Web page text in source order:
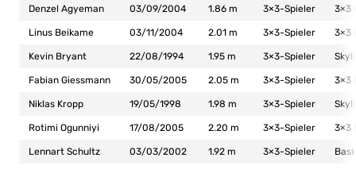
Denzel Agyeman 03/09/2004 1.86 m 3×3-Spieler 3×3
Linus Beikame 03/11/2004 2.01 m 3×3-Spieler 3×3
Kevin Bryant 22/08/1994 1.95 m 3×3-Spieler
Fabian Giessmann 30/05/2005 2.05 m 3×3-Spieler 3×3
Niklas Kropp 19/05/1998 1.98 m 3×3-Spieler
Rotimi Ogunniyi 17/08/2005 2.20 m 3×3-Spieler 3×3
Lennart Schultz 03/03/2002 1.92 m 3×3-Spieler